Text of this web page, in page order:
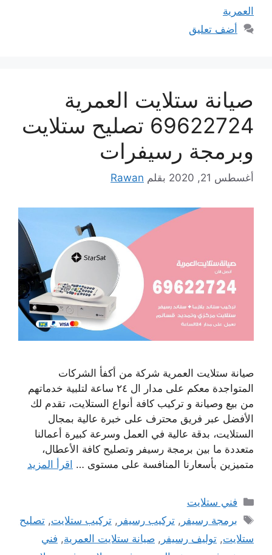
العمرية
أضف تعليق
صيانة ستلايت العمرية
69622724 تصليح ستلايت
وبرمجة رسيفرات
أغسطس 21, 2020 بقلم Rawan
صيانة ستلايت العمرية شركة من أكفأ الشركات
المتواجدة معكم على مدار ال ٢٤ ساعة لتلبية خدماتهم
من بيع وصيانة و تركيب كافة أنواع الستلايت، تقدم لك
الأفضل عبر فريق محترف على خبرة عالية بمجال
الستلايت، بدقة عالية في العمل وسرعة كبيرة أعمالنا
متعددة ما بين برمجة رسيفر وتصليح كافة الأعطال،
متميزين بأسعارنا المنافسة على مستوى … اقرأ المزيد
التصنيفات
فني ستلايت
الوسوم
برمجة رسيفر ,تركيب رسيفر ,تركيب ستلايت,تصليح
ستلايت, توليف رسيفر , صيانة ستلايت العمرية, فني